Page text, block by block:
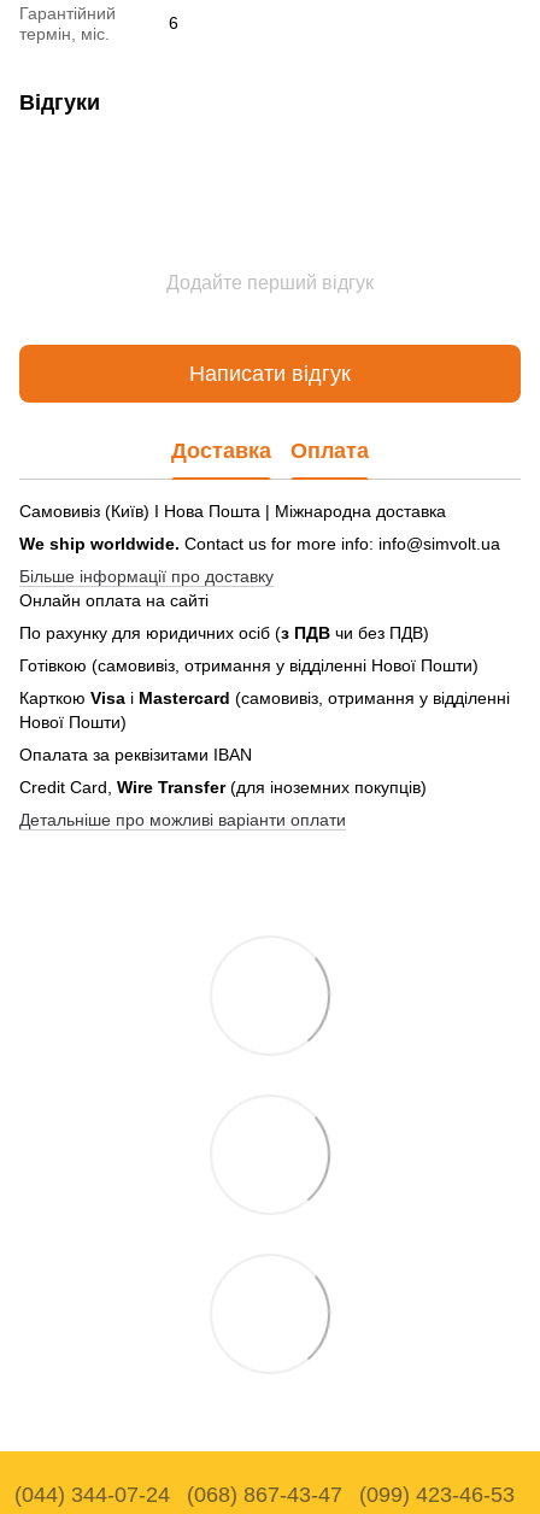
Гарантійний
термін, міс.
6
Відгуки
Додайте перший відгук
Написати відгук
Доставка Оплата
Самовивіз (Київ) І Нова Пошта | Міжнародна доставка
We ship worldwide. Contact us for more info: info@simvolt.ua
Більше інформації про доставку
Онлайн оплата на сайті
По рахунку для юридичних осіб (з ПДВ чи без ПДВ)
Готівкою (самовивіз, отримання у відділенні Нової Пошти)
Карткою Visa і Mastercard (самовивіз, отримання у відділенні
Нової Пошти)
Опалата за реквізитами IBAN
Credit Card, Wire Transfer(для іноземних покупців)
Детальніше про можливі варіанти оплати
(044) 344-07-24 (068) 867-43-47 (099) 423-46-53